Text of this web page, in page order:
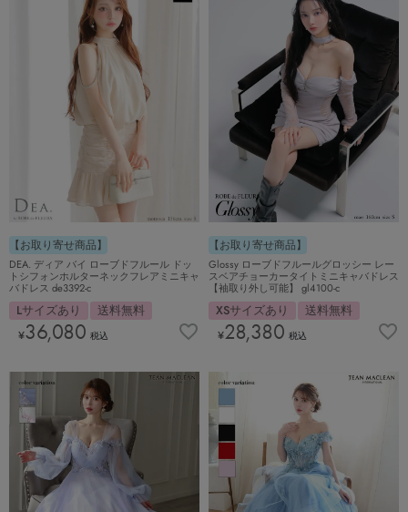
【お取り寄せ商品】
DEA. ディア バイ ローブドフルール ドッ
トシフォンホルターネックフレアミニキャ
バドレス de3392-c
Lサイズあり 送料無料
¥36,080 税込
【お取り寄せ商品】
Glossy ローブドフルールグロッシー レー
スベアチョーカータイトミニキャバドレス
【袖取り外し可能】 gl4100-c
XSサイズあり 送料無料
¥28,380 税込